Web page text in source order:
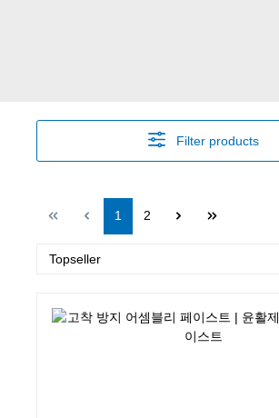
Filter products
Page
1 Page
2